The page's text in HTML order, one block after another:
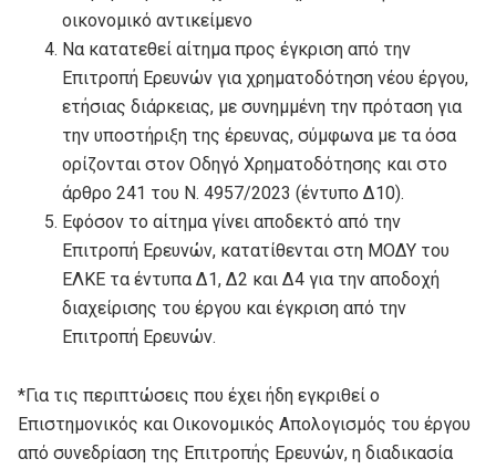
οικονομικό αντικείμενο
Να κατατεθεί αίτημα προς έγκριση από την
Επιτροπή Ερευνών για χρηματοδότηση νέου έργου,
ετήσιας διάρκειας, με συνημμένη την πρόταση για
την υποστήριξη της έρευνας, σύμφωνα με τα όσα
ορίζονται στον Οδηγό Χρηματοδότησης και στο
άρθρο 241 του Ν. 4957/2023 (έντυπο Δ10).
Εφόσον το αίτημα γίνει αποδεκτό από την
Επιτροπή Ερευνών, κατατίθενται στη ΜΟΔΥ του
ΕΛΚΕ τα έντυπα Δ1, Δ2 και Δ4 για την αποδοχή
διαχείρισης του έργου και έγκριση από την
Επιτροπή Ερευνών.
*Για τις περιπτώσεις που έχει ήδη εγκριθεί ο
Επιστημονικός και Οικονομικός Απολογισμός του έργου
από συνεδρίαση της Επιτροπής Ερευνών, η διαδικασία